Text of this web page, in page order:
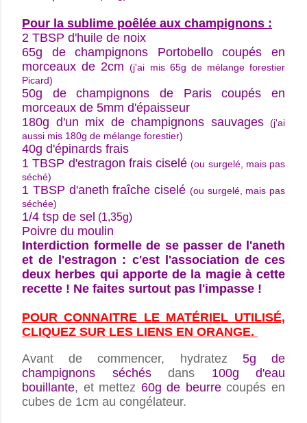
Pour la sublime poêlée aux champignons :
2 TBSP d'huile de noix
65g de champignons Portobello coupés en
morceaux de 2cm(j'ai mis 65g de mélange forestier
Picard)
50g de champignons de Paris coupés en
morceaux de 5mm d'épaisseur
180g d'un mix de champignons sauvages (j'ai
aussi mis 180g de mélange forestier)
40g d'épinards frais
1 TBSP d'estragon frais ciselé(ou surgelé, mais pas
séché)
1 TBSP d'aneth fraîche ciselé (ou surgelé, mais pas
séchée)
1/4 tsp de sel (1,35g)
Poivre du moulin
Interdiction formelle de se passer de l'aneth
et de l'estragon : c'est l'association de ces
deux herbes qui apporte de la magie à cette
recette ! Ne faites surtout pas l'impasse !
POUR CONNAITRE LE MATÉRIEL UTILISÉ,
CLIQUEZ SUR LES LIENS EN ORANGE.
Avant de commencer, hydratez 5g de
champignons séchésdans 100g d'eau
bouillante, et mettez 60g de beurrecoupés en
cubes de 1cm au congélateur.